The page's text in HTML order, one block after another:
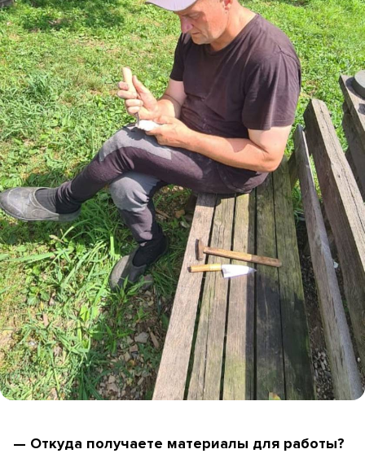
— Откуда получаете материалы для работы?